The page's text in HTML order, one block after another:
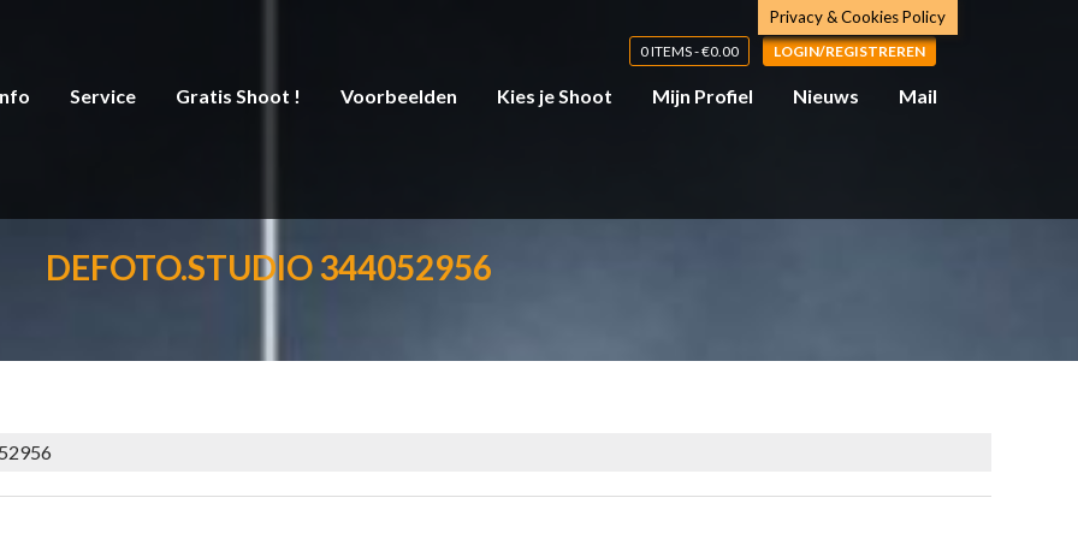
0 ITEMS -€0.00 LOGIN/REGISTREREN
Service Gratis Shoot ! Voorbeelden Kies je Shoot Mijn Profiel Nieuws Mail
DEFOTO.STUDIO 344052956
Privacy & Cookies Policy